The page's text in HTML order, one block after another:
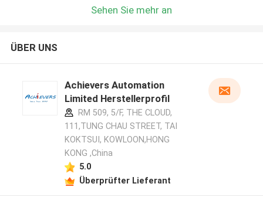
Sehen Sie mehr an
ÜBER UNS
Achievers Automation
Limited Herstellerprofil
RM 509, 5/F, THE CLOUD,
111,TUNG CHAU STREET, TAI
KOKTSUI, KOWLOON,HONG
KONG ,China
5.0
Überprüfter Lieferant